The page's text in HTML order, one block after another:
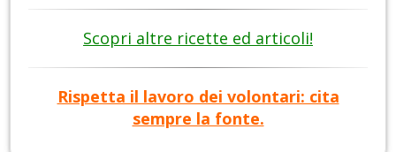
Scopri altre ricette ed articoli!
Rispetta il lavoro dei volontari: cita
sempre la fonte.